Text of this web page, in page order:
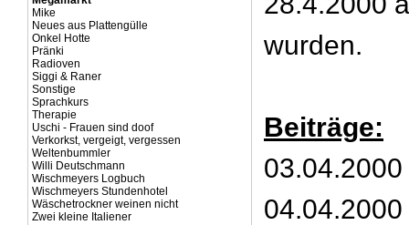
Mike
Neues aus Plattengülle
Onkel Hotte
Pränki
Radioven
Siggi & Raner
Sonstige
Sprachkurs
Therapie
Uschi - Frauen sind doof
Verkorkst, vergeigt, vergessen
Weltenbummler
Willi Deutschmann
Wischmeyers Logbuch
Wischmeyers Stundenhotel
Wäschetrockner weinen nicht
Zwei kleine Italiener
wurden.
Beiträge: